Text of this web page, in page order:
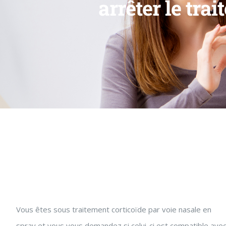
arrêter le
Vous êtes sous traitement corticoïde par voie nasale en